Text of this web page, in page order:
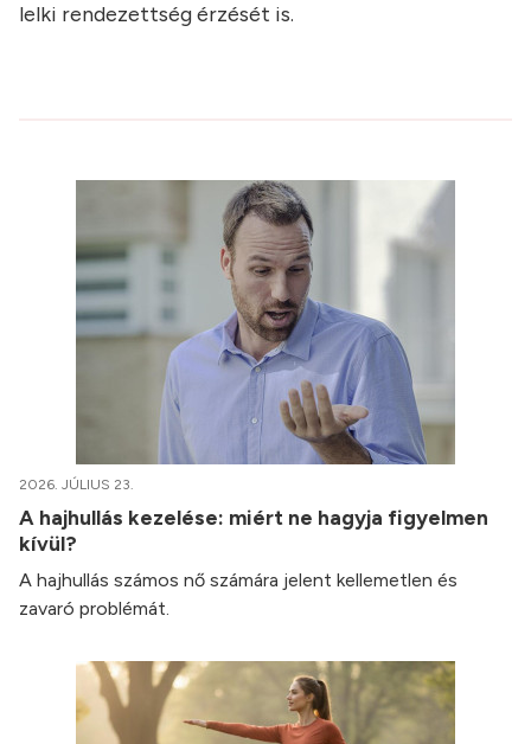
lelki rendezettség érzését is.
2026. JÚLIUS 23.
A hajhullás kezelése: miért ne hagyja figyelmen
kívül?
A hajhullás számos nő számára jelent kellemetlen és
zavaró problémát.